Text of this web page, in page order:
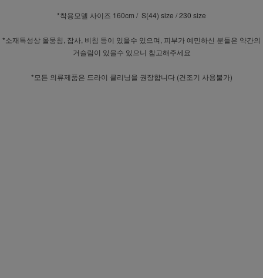
*착용모델 사이즈 160cm / S(44) size / 230 size
*소재특성상 올뭉침, 잡사, 비침 등이 있을수 있으며, 피부가 예민하신 분들은 약간의
거슬림이 있을수 있으니 참고해주세요
*모든 의류제품은 드라이 클리닝을 권장합니다 (건조기 사용불가)